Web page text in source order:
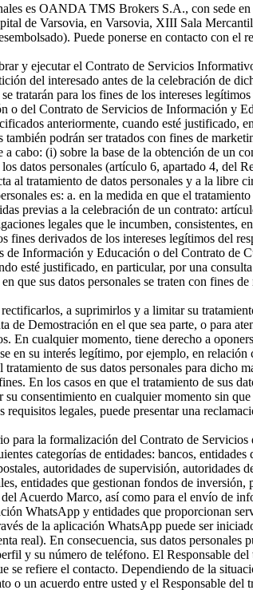
es OANDA TMS Brokers S.A., con
de Varsovia, en Varsovia, XIII Sala
Puede ponerse en contacto con el
y ejecutar el Contrato de Servicios
del interesado antes de la celebración de
tratarán para los fines de los intereses
o del Contrato de Servicios de Información y
anteriormente, cuando esté
también podrán ser tratados con fines de
cabo: (i) sobre la base de la obtención de
datos personales (artículo 6, apartado 4,
al tratamiento de datos personales y a la
es: a. en la medida en que el
previas a la celebración de un contrato:
legales que le incumben,
fines derivados de los intereses legítimos del
de Información y Educación o del Contrato de
esté justificado, en particular, por una
que sus datos personales se traten con fines
a suprimirlos y a limitar su
Demostración en el que sea parte, o para
En cualquier momento, tiene derecho a
en su interés legítimo, por ejemplo, en
de sus datos personales para
En los casos en que el tratamiento de sus
su consentimiento en cualquier momento sin
requisitos legales, puede presentar una
para la formalización del Contrato de
categorías de entidades: bancos,
autoridades de supervisión,
entidades que gestionan fondos de
Acuerdo Marco, así como para el envío de
WhatsApp y entidades que proporcionan
de la aplicación WhatsApp puede ser
real). En consecuencia, sus datos
y su número de teléfono. El Responsable
se refiere el contacto. Dependiendo de la
o un acuerdo entre usted y el Responsable